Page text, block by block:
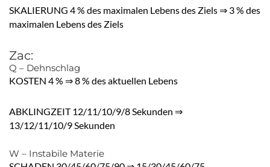
SKALIERUNG 4 % des maximalen Lebens des Ziels ⇒ 3 % des
maximalen Lebens des Ziels
Zac:
Q – Dehnschlag
KOSTEN 4 % ⇒ 8 % des aktuellen Lebens
ABKLINGZEIT 12/11/10/9/8 Sekunden ⇒
13/12/11/10/9 Sekunden
W – Instabile Materie